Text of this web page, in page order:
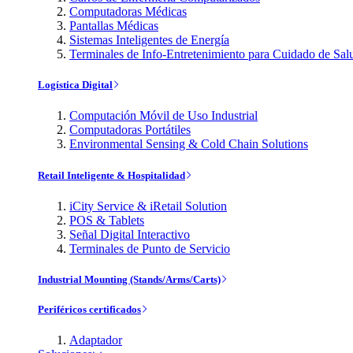
Computadoras Médicas
Pantallas Médicas
Sistemas Inteligentes de Energía
Terminales de Info-Entretenimiento para Cuidado de
Logística Digital
Computación Móvil de Uso Industrial
Computadoras Portátiles
Environmental Sensing & Cold Chain Solutions
Retail Inteligente & Hospitalidad
iCity Service & iRetail Solution
POS & Tablets
Señal Digital Interactivo
Terminales de Punto de Servicio
Industrial Mounting (Stands/Arms/Carts)
Periféricos certificados
Adaptador